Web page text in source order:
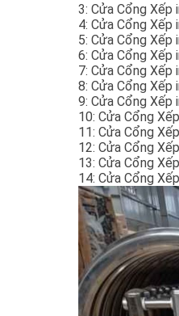
3: Cửa Cổng Xếp
4: Cửa Cổng Xếp
5: Cửa Cổng Xếp
6: Cửa Cổng Xếp
7: Cửa Cổng Xếp
8: Cửa Cổng Xếp
9: Cửa Cổng Xếp
10: Cửa Cổng
11: Cửa Cổng
12: Cửa Cổng
13: Cửa Cổng
14: Cửa Cổng